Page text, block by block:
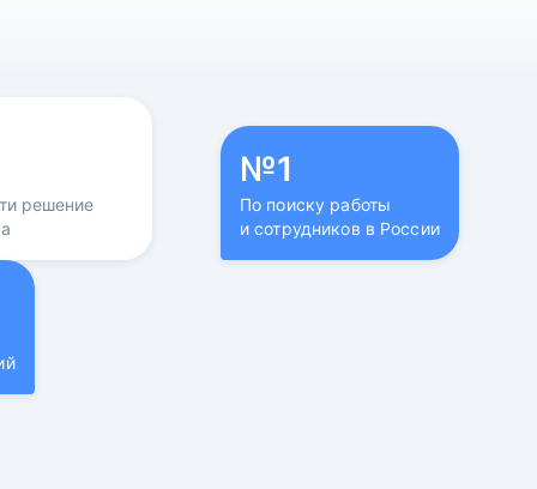
решение
№1
По поиску работы
и сотрудников в России